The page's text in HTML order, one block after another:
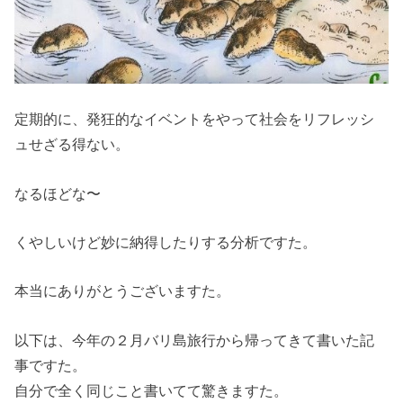
定期的に、発狂的なイベントをやって社会をリフレッシ
ュせざる得ない。
なるほどな〜
くやしいけど妙に納得したりする分析ですた。
本当にありがとうございますた。
以下は、今年の２月バリ島旅行から帰ってきて書いた記
事ですた。
自分で全く同じこと書いてて驚きますた。